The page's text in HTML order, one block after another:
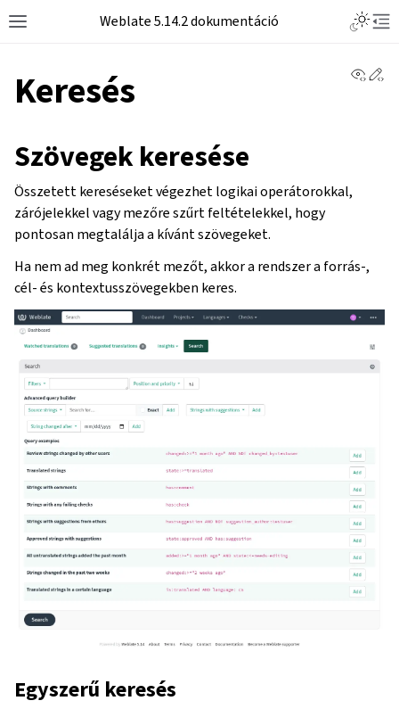
Weblate 5.14.2 dokumentáció
Keresés
Szövegek keresése
Összetett kereséseket végezhet logikai operátorokkal,
zárójelekkel vagy mezőre szűrt feltételekkel, hogy
pontosan megtalálja a kívánt szövegeket.
Ha nem ad meg konkrét mezőt, akkor a rendszer a forrás-,
cél- és kontextusszövegekben keres.
Egyszerű keresés